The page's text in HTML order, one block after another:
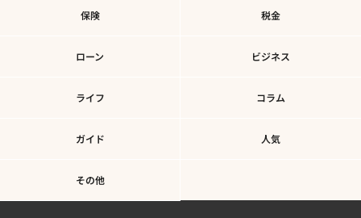
保険 税金
ローン ビジネス
ライフ コラム
ガイド 人気
その他